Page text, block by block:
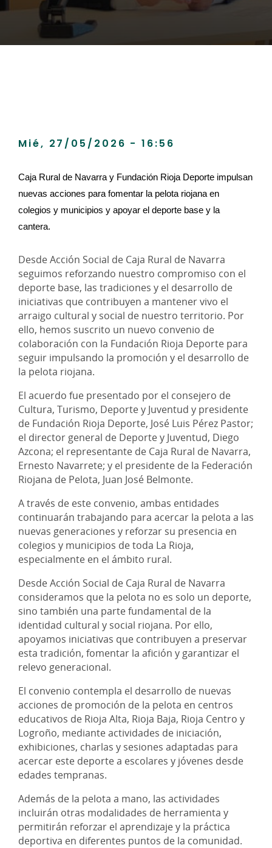
Mié, 27/05/2026 - 16:56
Caja Rural de Navarra y Fundación Rioja Deporte impulsan
nuevas acciones para fomentar la pelota riojana en
colegios y municipios y apoyar el deporte base y la
cantera.
Desde Acción Social de Caja Rural de Navarra
seguimos reforzando nuestro compromiso con el
deporte base, las tradiciones y el desarrollo de
iniciativas que contribuyen a mantener vivo el
arraigo cultural y social de nuestro territorio. Por
ello, hemos suscrito un nuevo convenio de
colaboración con la Fundación Rioja Deporte para
seguir impulsando la promoción y el desarrollo de
la pelota riojana.
El acuerdo fue presentado por el consejero de
Cultura, Turismo, Deporte y Juventud y presidente
de Fundación Rioja Deporte, José Luis Pérez Pastor;
el director general de Deporte y Juventud, Diego
Azcona; el representante de Caja Rural de Navarra,
Ernesto Navarrete; y el presidente de la Federación
Riojana de Pelota, Juan José Belmonte.
A través de este convenio, ambas entidades
continuarán trabajando para acercar la pelota a las
nuevas generaciones y reforzar su presencia en
colegios y municipios de toda La Rioja,
especialmente en el ámbito rural.
Desde Acción Social de Caja Rural de Navarra
consideramos que la pelota no es solo un deporte,
sino también una parte fundamental de la
identidad cultural y social riojana. Por ello,
apoyamos iniciativas que contribuyen a preservar
esta tradición, fomentar la afición y garantizar el
relevo generacional.
El convenio contempla el desarrollo de nuevas
acciones de promoción de la pelota en centros
educativos de Rioja Alta, Rioja Baja, Rioja Centro y
Logroño, mediante actividades de iniciación,
exhibiciones, charlas y sesiones adaptadas para
acercar este deporte a escolares y jóvenes desde
edades tempranas.
Además de la pelota a mano, las actividades
incluirán otras modalidades de herramienta y
permitirán reforzar el aprendizaje y la práctica
deportiva en diferentes puntos de la comunidad.